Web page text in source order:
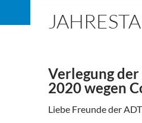
Verlegung
2020 wegen
Liebe Freunde der